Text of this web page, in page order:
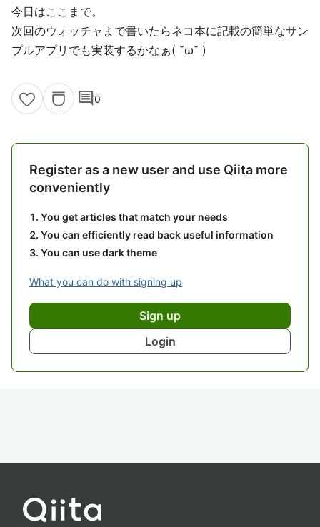
今日はここまで。
次回のウォッチャまで書いたらネコ本に記載の簡単なサン
プルアプリでも実装するかなぁ( ˘ω˘ )
comment0
Register as a new user and use Qiita more
conveniently
You get articles that match your needs
You can efficiently read back useful information
You can use dark theme
What you can do with signing up
Sign up
Login